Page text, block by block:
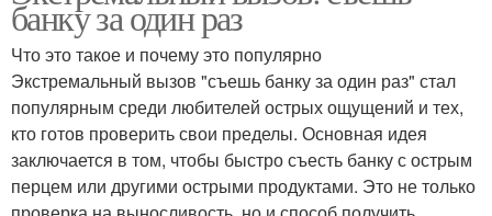
банку за один раз
Что это такое и почему это популярно
Экстремальный вызов "съешь банку за один раз" стал
популярным среди любителей острых ощущений и тех,
кто готов проверить свои пределы. Основная идея
заключается в том, чтобы быстро съесть банку с острым
перцем или другими острыми продуктами. Это не только